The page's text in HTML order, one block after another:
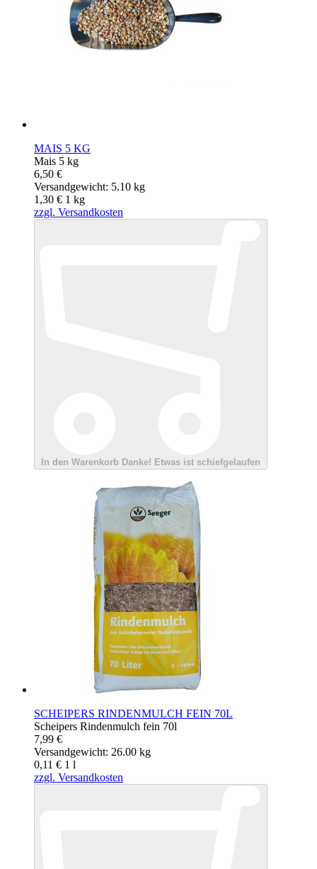
MAIS 5 KG
Mais 5 kg
6,50 €
Versandgewicht: 5.10 kg
1,30 € 1 kg
zzgl. Versandkosten
In den Warenkorb Danke! Etwas ist schiefgelaufen
SCHEIPERS RINDENMULCH FEIN 70L
Scheipers Rindenmulch fein 70l
7,99 €
Versandgewicht: 26.00 kg
0,11 € 1 l
zzgl. Versandkosten